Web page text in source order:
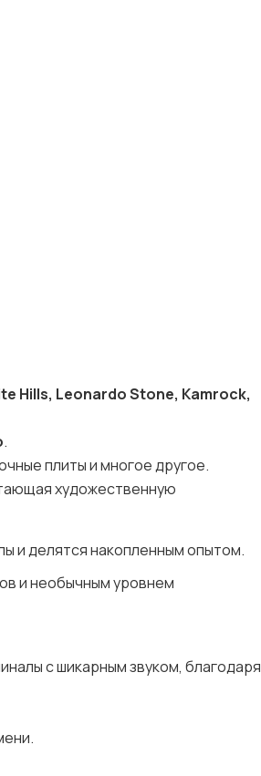
Hills, Leonardo Stone, Kamrock,
.
плиты и многое другое.
художественную
и делятся накопленным опытом.
и необычным уровнем
с шикарным звуком, благодаря